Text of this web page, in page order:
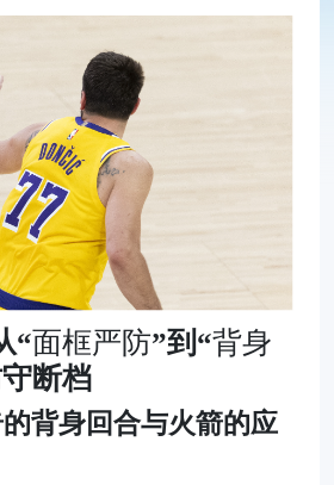
“面框严防”到“背身
断档
背身回合与火箭的应